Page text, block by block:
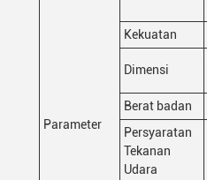
Parameter
Kekuatan
Dimensi
Berat badan
Persyaratan
Tekanan
Udara